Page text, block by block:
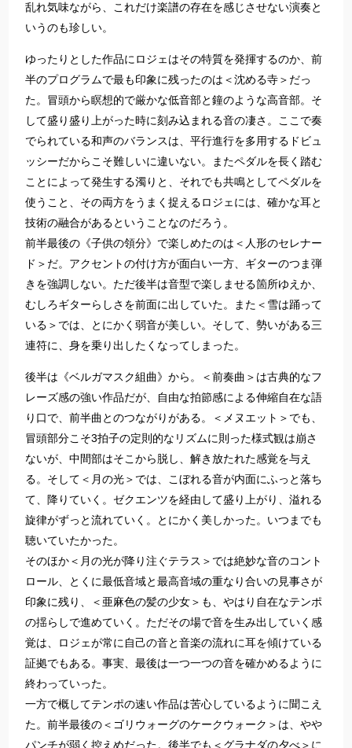
乱れ気味ながら、これだけ楽譜の存在を感じさせない演奏と
いうのも珍しい。
ゆったりとした作品にロジェはその特質を発揮するのか、前
半のプログラムで最も印象に残ったのは＜沈める寺＞だっ
た。冒頭から瞑想的で厳かな低音部と鐘のような高音部。そ
して盛り盛り上がった時に刻み込まれる音の凄さ。ここで奏
でられている和声のバランスは、平行進行を多用するドビュ
ッシーだからこそ難しいに違いない。またペダルを長く踏む
ことによって発生する濁りと、それでも共鳴としてペダルを
使うこと、その両方をうまく捉えるロジェには、確かな耳と
技術の融合があるということなのだろう。
前半最後の《子供の領分》で楽しめたのは＜人形のセレナー
ド＞だ。アクセントの付け方が面白い一方、ギターのつま弾
きを強調しない。ただ後半は音型で楽しませる箇所ゆえか、
むしろギターらしさを前面に出していた。また＜雪は踊って
いる＞では、とにかく弱音が美しい。そして、勢いがある三
連符に、身を乗り出したくなってしまった。
後半は《ベルガマスク組曲》から。＜前奏曲＞は古典的なフ
レーズ感の強い作品だが、自由な拍節感による伸縮自在な語
り口で、前半曲とのつながりがある。＜メヌエット＞でも、
冒頭部分こそ3拍子の定則的なリズムに則った様式観は崩さ
ないが、中間部はそこから脱し、解き放たれた感覚を与え
る。そして＜月の光＞では、こぼれる音が内面にふっと落ち
て、降りていく。ゼクエンツを経由して盛り上がり、溢れる
旋律がずっと流れていく。とにかく美しかった。いつまでも
聴いていたかった。
そのほか＜月の光が降り注ぐテラス＞では絶妙な音のコント
ロール、とくに最低音域と最高音域の重なり合いの見事さが
印象に残り、＜亜麻色の髪の少女＞も、やはり自在なテンポ
の揺らしで進めていく。ただその場で音を生み出していく感
覚は、ロジェが常に自己の音と音楽の流れに耳を傾けている
証拠でもある。事実、最後は一つ一つの音を確かめるように
終わっていった。
一方で概してテンポの速い作品は苦心しているように聞こえ
た。前半最後の＜ゴリウォーグのケークウォーク＞は、やや
パンチが弱く控えめだった。後半でも＜グラナダの夕べ＞に